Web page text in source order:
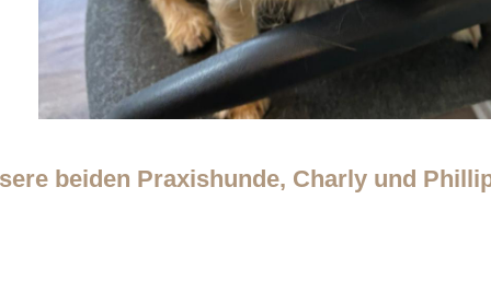
beiden Praxishunde, Charly und